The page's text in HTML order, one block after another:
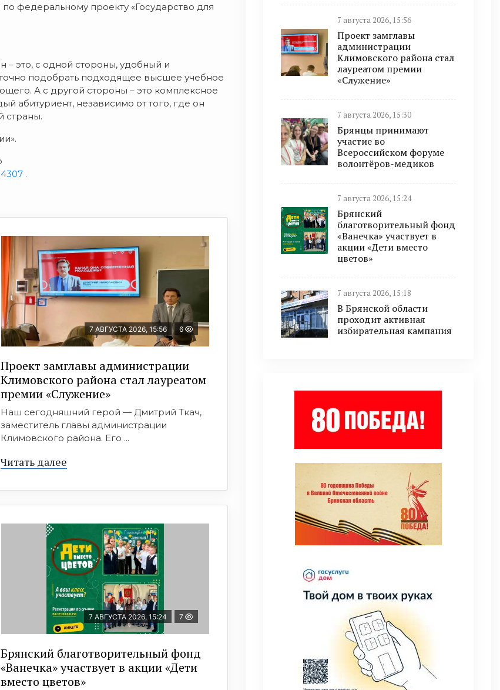
федеральному проекту «Государство для
– это, с одной стороны, удобный и
подобрать подходящее высшее учебное
А с другой стороны – это комплексное
абитуриент, независимо от того, где он
страны.
.
7 АВГУСТА 2026, 15:56 6
Проект замглавы администрации
Климовского района стал лауреатом
премии «Служение»
Наш сегодняшний герой — Дмитрий Ткач,
заместитель главы администрации
Климовского района. Его ...
Читать далее
7 АВГУСТА 2026, 15:24 7
Брянский благотворительный фонд
«Ванечка» участвует в акции «Дети
вместо цветов»
7 августа 2026, 15:56
Проект замглавы
администрации
Климовского района стал
лауреатом премии
«Служение»
7 августа 2026, 15:30
Брянцы принимают
участие во
Всероссийском форуме
волонтёров-медиков
7 августа 2026, 15:24
Брянский
благотворительный фонд
«Ванечка» участвует в
акции «Дети вместо
цветов»
7 августа 2026, 15:18
В Брянской области
проходит активная
избирательная кампания